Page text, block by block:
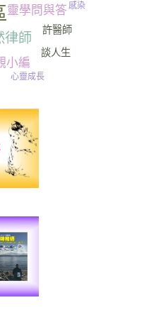
律師
靈學問與答
小編
談人生
許醫師
心靈成長
感染